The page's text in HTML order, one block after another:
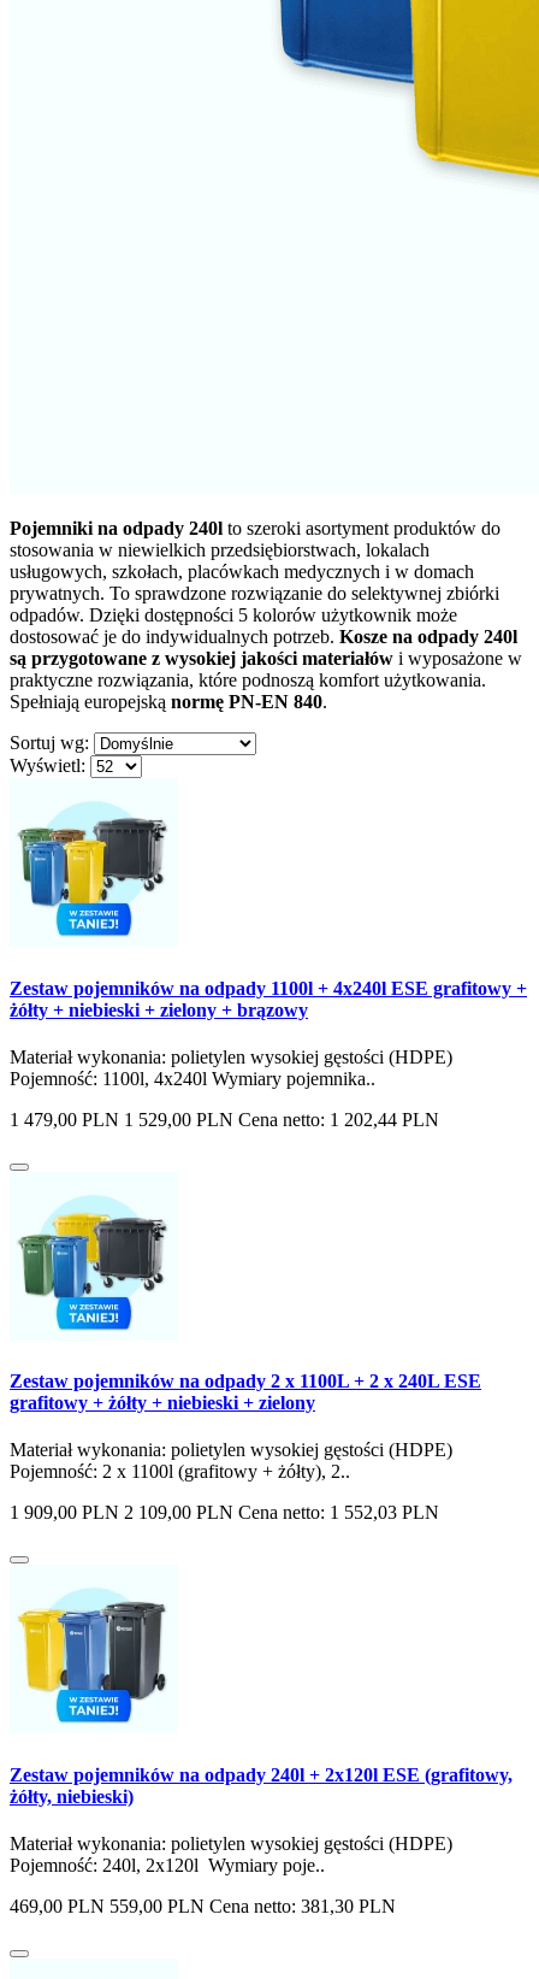
Pojemniki na odpady 240l to szeroki asortyment produktów do
stosowania w niewielkich przedsiębiorstwach, lokalach
usługowych, szkołach, placówkach medycznych i w domach
prywatnych. To sprawdzone rozwiązanie do selektywnej zbiórki
odpadów. Dzięki dostępności 5 kolorów użytkownik może
dostosować je do indywidualnych potrzeb. Kosze na odpady 240l
są przygotowane z wysokiej jakości materiałów i wyposażone w
praktyczne rozwiązania, które podnoszą komfort użytkowania.
Spełniają europejską normę PN-EN 840.
Sortuj wg:
Wyświetl:
Zestaw pojemników na odpady 1100l + 4x240l ESE grafitowy +
żółty + niebieski + zielony + brązowy
Materiał wykonania: polietylen wysokiej gęstości (HDPE)
Pojemność: 1100l, 4x240l Wymiary pojemnika..
1 479,00 PLN 1 529,00 PLN Cena netto: 1 202,44 PLN
Zestaw pojemników na odpady 2 x 1100L + 2 x 240L ESE
grafitowy + żółty + niebieski + zielony
Materiał wykonania: polietylen wysokiej gęstości (HDPE)
Pojemność: 2 x 1100l (grafitowy + żółty), 2..
1 909,00 PLN 2 109,00 PLN Cena netto: 1 552,03 PLN
Zestaw pojemników na odpady 240l + 2x120l ESE (grafitowy,
żółty, niebieski)
Materiał wykonania: polietylen wysokiej gęstości (HDPE)
Pojemność: 240l, 2x120l Wymiary poje..
469,00 PLN 559,00 PLN Cena netto: 381,30 PLN